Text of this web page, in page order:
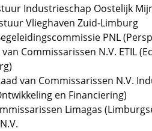
Industrieschap Oostelijk
Vlieghaven Zuid-Limburg
PNL
Commissarissen N.V. ETIL
van Commissarissen N.V.
en Financiering)
Limagas